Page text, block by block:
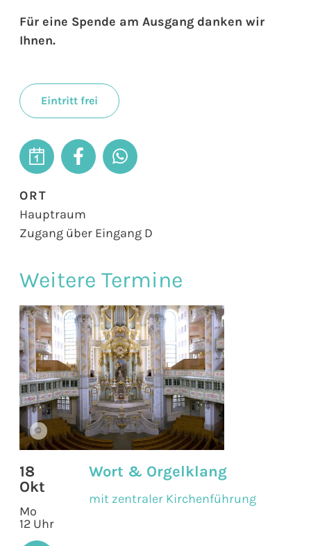
Für eine Spende am Ausgang danken wir
Ihnen.
Eintritt frei
ORT
Hauptraum
Zugang über Eingang D
Weitere Termine
©
18
Okt
Mo
12 Uhr
Wort & Orgelklang
mit zentraler Kirchenführung